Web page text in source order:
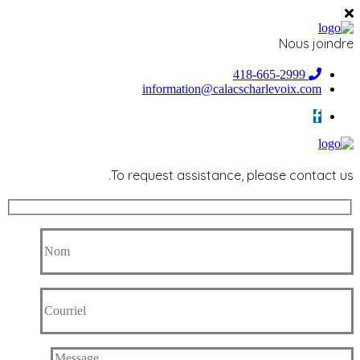
Nous joindre
information@calacscharlevoix.com
To request assistance, please contact us.